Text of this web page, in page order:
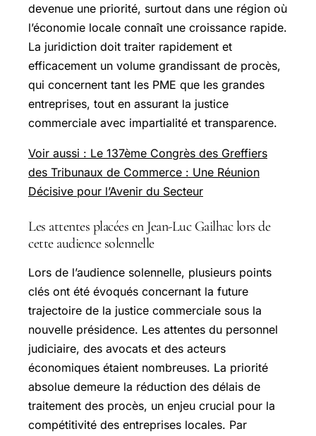
devenue une priorité, surtout dans une région où
l’économie locale connaît une croissance rapide.
La juridiction doit traiter rapidement et
efficacement un volume grandissant de procès,
qui concernent tant les PME que les grandes
entreprises, tout en assurant la justice
commerciale avec impartialité et transparence.
Voir aussi : Le 137ème Congrès des Greffiers
des Tribunaux de Commerce : Une Réunion
Décisive pour l’Avenir du Secteur
Les attentes placées en Jean-Luc Gailhac lors de
cette audience solennelle
Lors de l’audience solennelle, plusieurs points
clés ont été évoqués concernant la future
trajectoire de la justice commerciale sous la
nouvelle présidence. Les attentes du personnel
judiciaire, des avocats et des acteurs
économiques étaient nombreuses. La priorité
absolue demeure la réduction des délais de
traitement des procès, un enjeu crucial pour la
compétitivité des entreprises locales. Par